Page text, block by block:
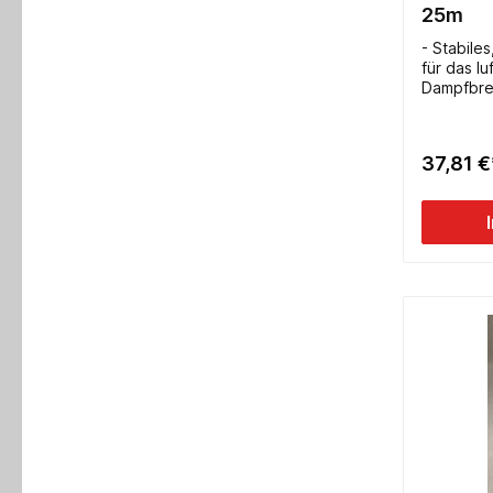
25m
-
für das
30/
37,81